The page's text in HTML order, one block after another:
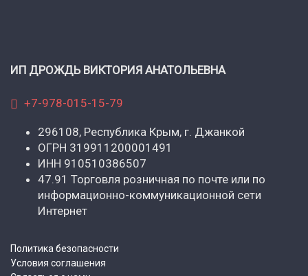
ИП ДРОЖДЬ ВИКТОРИЯ АНАТОЛЬЕВНА
+7-978-015-15-79
296108, Республика Крым, г. Джанкой
ОГРН 319911200001491
ИНН 910510386507
47.91 Торговля розничная по почте или по
информационно-коммуникационной сети
Интернет
Политика безопасности
Условия соглашения